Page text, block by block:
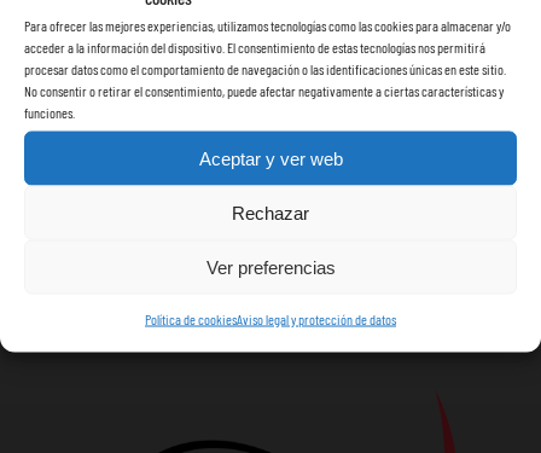
Para ofrecer las mejores experiencias, utilizamos tecnologías como las cookies para almacenar y/o
acceder a la información del dispositivo. El consentimiento de estas tecnologías nos permitirá
procesar datos como el comportamiento de navegación o las identificaciones únicas en este sitio.
No consentir o retirar el consentimiento, puede afectar negativamente a ciertas características y
funciones.
Aceptar y ver web
Rechazar
Ver preferencias
Política de cookiesAviso legal y protección de datos
info@rentacarlasrosas.com
Llamenos +34638074231